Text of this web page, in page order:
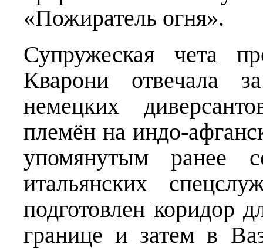
«Пожиратель огня».
Супружеская чета
Кварони отвечала
немецких
племён на индо-
упомянутым ранее
итальянских
подготовлен коридор
границе и затем в